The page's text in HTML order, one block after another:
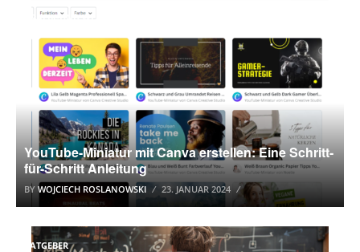
GRAFIK-UND WEBDESIGN
YouTube-Miniatur mit Canva erstellen: Eine Schritt-
für-Schritt Anleitung
BY WOJCIECH ROSLANOWSKI 23. JANUAR 2024
RATGEBER